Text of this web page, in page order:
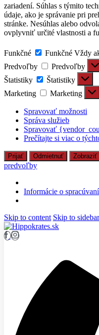
zariadení. Súhlas s týmito
údaje, ako je správanie pri
stránke. Nesúhlas alebo
ovplyvniť určité vlastnosti a
Funkčné Funkčné Vždy
Predvoľby
Predvoľby
Štatistiky
Štatistiky
Marketing
Marketing
Spravovať možnosti
Správa služieb
Spravovať
Prečítajte si viac o
Prijať Odmietnuť Zobraziť
predvoľby
Informácie o
Skip to content Skip to sidebar